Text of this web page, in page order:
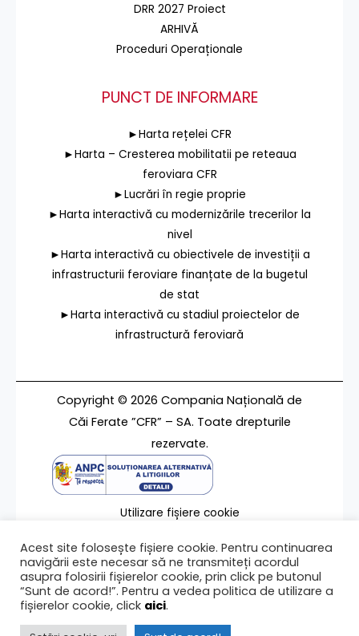
DRR 2027 Proiect
ARHIVĂ
Proceduri Operaționale
PUNCT DE INFORMARE
►Harta rețelei CFR
►Harta – Cresterea mobilitatii pe reteaua
feroviara CFR
►Lucrări în regie proprie
►Harta interactivă cu modernizările trecerilor la
nivel
►Harta interactivă cu obiectivele de investiții a
infrastructurii feroviare finanțate de la bugetul
de stat
►Harta interactivă cu stadiul proiectelor de
infrastructură feroviară
Copyright © 2026 Compania Națională de
Căi Ferate ”CFR” – SA. Toate drepturile
rezervate.
Utilizare fișiere cookie
Contact
Ultima modificare a paginii 12/02/2024
Acest site folosește fișiere cookie. Pentru continuarea
navigării este necesar să ne transmiteți acordul
asupra folosirii fișierelor cookie, prin click pe butonul
“Sunt de acord!”. Pentru a vedea politica de utilizare a
fișierelor cookie, click aici.